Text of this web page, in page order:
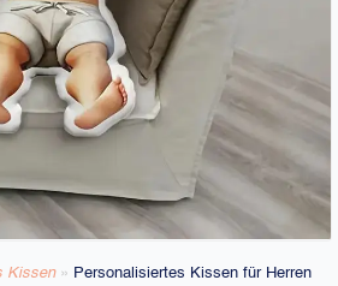
Kissen » Personalisiertes Kissen für Herren